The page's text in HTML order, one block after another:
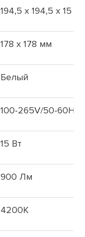
194,5 х 194,5 х 15
178 х 178 мм
Белый
100-265V/50-60Hz
15 Вт
900 Лм
4200K